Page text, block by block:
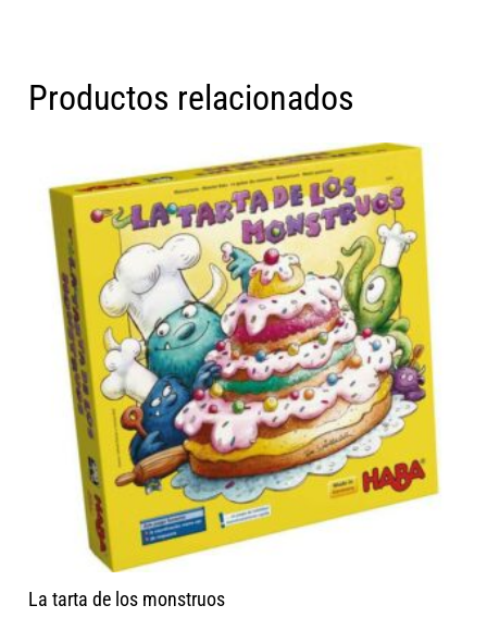
Productos relacionados
La tarta de los monstruos